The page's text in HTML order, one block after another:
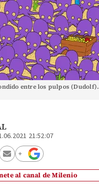
entre los pulpos (Dudolf).
21:52:07
al canal de Milenio